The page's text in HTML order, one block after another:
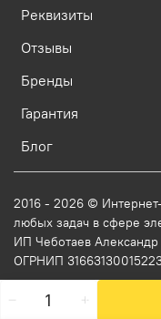
Реквизиты
Отзывы
Бренды
Гарантия
Блог
2016 - 2026 ©
любых задач в сфере
ИП Чеботаев
ОГРНИП